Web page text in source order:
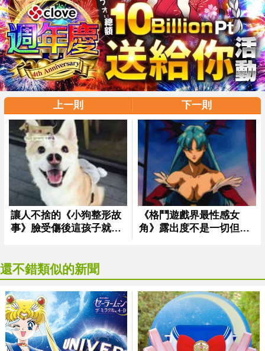
上一則 下一則
還不錯類似的新聞